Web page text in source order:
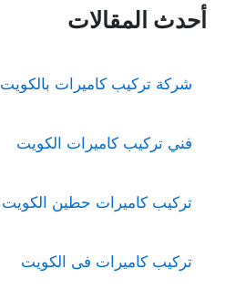
ح
ثأحدث المقالات
شركة تركيب كاميرات بالكويت
فني تركيب كاميرات الكويت
تركيب كاميرات حطين الكويت
تركيب كاميرات فى الكويت